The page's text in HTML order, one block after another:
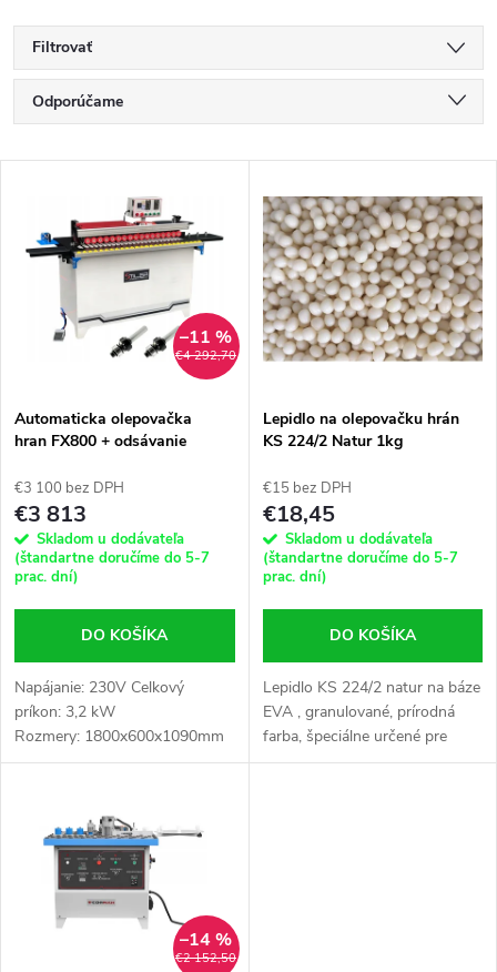
Filtrovať
R
a
e
e
p
r
o
d
u
k
Odporúčame
Najpredávanejšie
Abecedne
ý
s
p
r
o
d
u
k
€4 292,70
–11 %
Automaticka olepovačka
hran FX800 + odsávanie
€3 100 bez DPH
€3 813
Skladom u dodávateľa
(štandartne doručíme do 5-7
prac. dní)
DO KOŠÍKA
Napájanie: 230V Celkový
príkon: 3,2 kW
Rozmery: 1800x600x1090mm
Hmotnosť: 126 kg
Lepidlo na olepovačku hrán
KS 224/2 Natur 1kg
€15 bez DPH
€18,45
Skladom u dodávateľa
(štandartne doručíme do 5-7
prac. dní)
DO KOŠÍKA
Lepidlo KS 224/2 natur na báze
EVA , granulované, prírodná
farba, špeciálne určené pre
ručné olepovacie stroje.
€2 152,50
–14 %